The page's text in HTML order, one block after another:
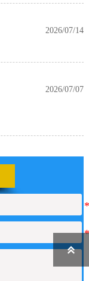
2026/07/14
2026/07/07
2026/06/25
2026/06/17
